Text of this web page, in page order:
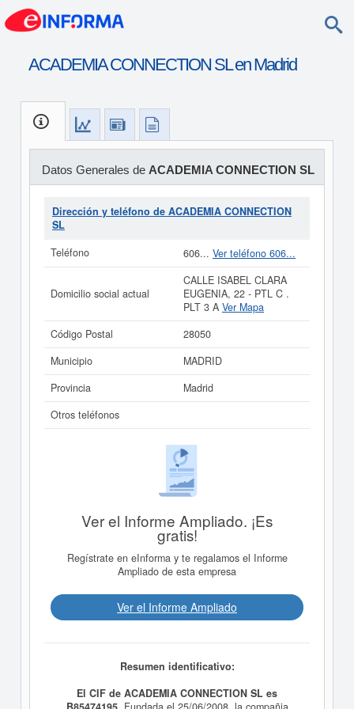
ACADEMIA CONNECTION SL en Madrid
Datos Generales de ACADEMIA CONNECTION SL
Dirección y teléfono de ACADEMIA CONNECTION
SL
Teléfono
606... Ver teléfono 606...
Domicilio social actual
CALLE ISABEL CLARA
EUGENIA, 22 - PTL C .
PLT 3 A Ver Mapa
Código Postal
28050
Municipio
MADRID
Provincia
Madrid
Otros teléfonos
Ver el Informe Ampliado. ¡Es
gratis!
Regístrate en eInforma y te regalamos el Informe
Ampliado de esta empresa
Ver el Informe Ampliado
Resumen identificativo:
El CIF de ACADEMIA CONNECTION SL es